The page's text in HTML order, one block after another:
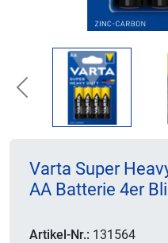
Previous
Varta Super
AA Batterie 4er
Artikel-Nr.: 131564